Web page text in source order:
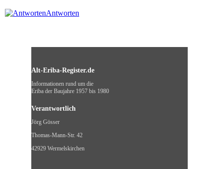
Antworten
Alt-Eriba-Register.de
Informationen rund um die
Eriba der Baujahre 1957 bis 1980
Verantwortlich
Jörg Gösser
Thomas-Mann-Str. 42
42929 Wermelskirchen